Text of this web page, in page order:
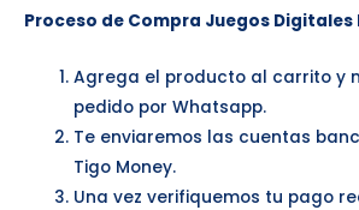
Proceso de Compra Juegos
Agrega el producto al carrito y
pedido por Whatsapp.
Te enviaremos las cuentas
Tigo Money.
Una vez verifiquemos tu pago